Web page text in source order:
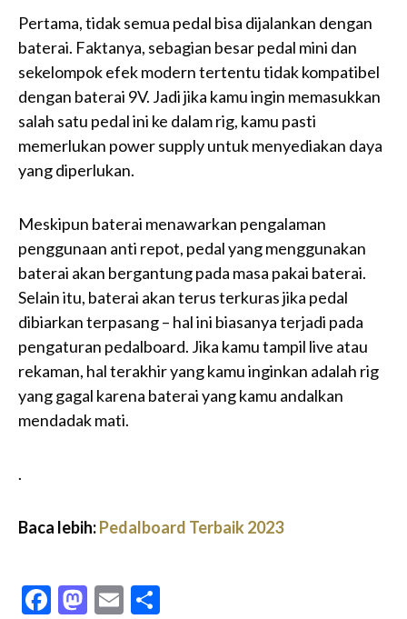
Pertama, tidak semua pedal bisa dijalankan dengan
baterai. Faktanya, sebagian besar pedal mini dan
sekelompok efek modern tertentu tidak kompatibel
dengan baterai 9V. Jadi jika kamu ingin memasukkan
salah satu pedal ini ke dalam rig, kamu pasti
memerlukan power supply untuk menyediakan daya
yang diperlukan.
Meskipun baterai menawarkan pengalaman
penggunaan anti repot, pedal yang menggunakan
baterai akan bergantung pada masa pakai baterai.
Selain itu, baterai akan terus terkuras jika pedal
dibiarkan terpasang – hal ini biasanya terjadi pada
pengaturan pedalboard. Jika kamu tampil live atau
rekaman, hal terakhir yang kamu inginkan adalah rig
yang gagal karena baterai yang kamu andalkan
mendadak mati.
.
Baca lebih:Pedalboard Terbaik 2023
Facebook
Mastodon
Email